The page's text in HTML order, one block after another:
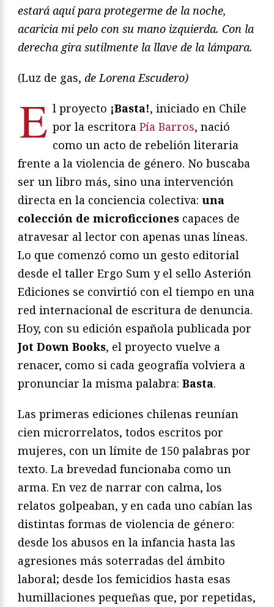
estará aquí para protegerme de la noche,
acaricia mi pelo con su mano izquierda. Con la
derecha gira sutilmente la llave de la lámpara.
(Luz de gas, de Lorena Escudero)
E l proyecto ¡Basta!, iniciado en Chile
por la escritora Pía Barros, nació
como un acto de rebelión literaria
frente a la violencia de género. No buscaba
ser un libro más, sino una intervención
directa en la conciencia colectiva: una
colección de microficciones capaces de
atravesar al lector con apenas unas líneas.
Lo que comenzó como un gesto editorial
desde el taller Ergo Sum y el sello Asterión
Ediciones se convirtió con el tiempo en una
red internacional de escritura de denuncia.
Hoy, con su edición española publicada por
Jot Down Books, el proyecto vuelve a
renacer, como si cada geografía volviera a
pronunciar la misma palabra: Basta.
Las primeras ediciones chilenas reunían
cien microrrelatos, todos escritos por
mujeres, con un límite de 150 palabras por
texto. La brevedad funcionaba como un
arma. En vez de narrar con calma, los
relatos golpeaban, y en cada uno cabían las
distintas formas de violencia de género:
desde los abusos en la infancia hasta las
agresiones más soterradas del ámbito
laboral; desde los femicidios hasta esas
humillaciones pequeñas que, por repetidas,